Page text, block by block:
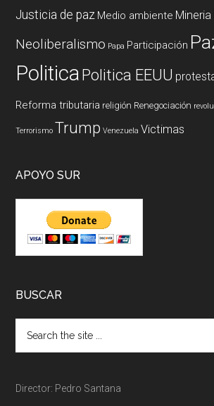
Justicia de paz Medio ambiente Mineria
Neoliberalismo Papa Participación
PoliticaPolitica EEUU
Reforma tributaria religión Renegociación
Terrorismo Trump Venezuela Victimas
APOYO SUR
BUSCAR
Director: Pedro Santana